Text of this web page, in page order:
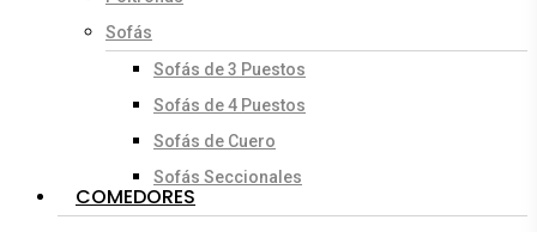
Sofás
Sofás de 3 Puestos
Sofás de 4 Puestos
Sofás de Cuero
Sofás Seccionales
COMEDORES